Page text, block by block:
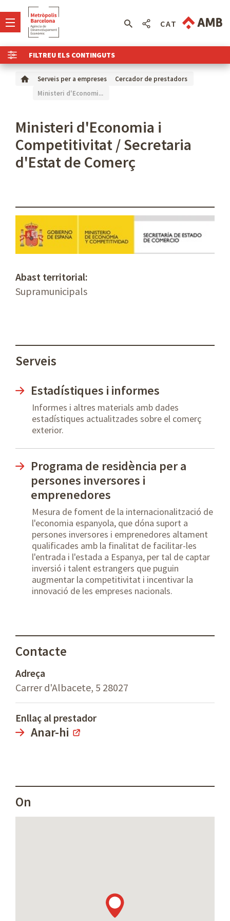
FILTREU ELS CONTINGUTS
CAT
Serveis per a empreses
Cercador de prestadors
Ministeri d'Economi...
Ministeri d'Economia i
Competitivitat / Secretaria
d'Estat de Comerç
Abast territorial:
Supramunicipals
Serveis
Estadístiques i informes
Informes i altres materials amb dades
estadístiques actualitzades sobre el comerç
exterior.
Programa de residència per a
persones inversores i
emprenedores
Mesura de foment de la internacionalització de
l'economia espanyola, que dóna suport a
persones inversores i emprenedores altament
qualificades amb la finalitat de facilitar-les
l'entrada i l'estada a Espanya, per tal de captar
inversió i talent estrangers que puguin
augmentar la competitivitat i incentivar la
innovació de les empreses nacionals.
Contacte
Adreça
Carrer d'Albacete, 5 28027
Enllaç al prestador
Anar-hi
On